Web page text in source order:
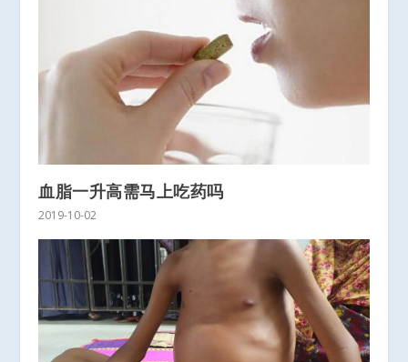
血脂一升高需马上吃药吗
2019-10-02